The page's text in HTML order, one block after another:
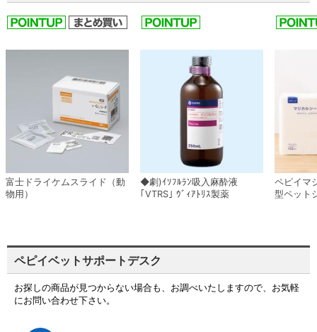
富士ドライケムスライド（動
物用）
◆劇)ｲｿﾌﾙﾗﾝ吸入麻酔液
｢VTRS｣ ｳﾞｨｱﾄﾘｽ製薬
ペピイマ
型ペット
ペピイベットサポートデスク
お探しの商品が見つからない場合も、お調べいたしますので、お気軽
にお問い合わせ下さい。